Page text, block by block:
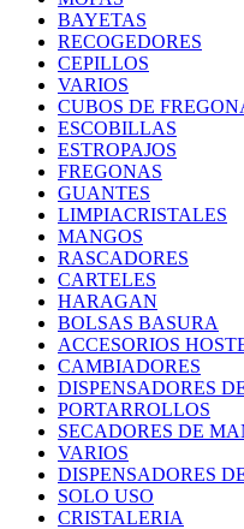
BAYETAS
RECOGEDORES
CEPILLOS
VARIOS
CUBOS DE
ESCOBILLAS
ESTROPAJOS
FREGONAS
GUANTES
LIMPIACRISTALES
MANGOS
RASCADORES
CARTELES
HARAGAN
BOLSAS BASURA
ACCESORIOS
CAMBIADORES
DISPENSADORES
PORTARROLLOS
SECADORES DE
VARIOS
DISPENSADORES
SOLO USO
CRISTALERIA